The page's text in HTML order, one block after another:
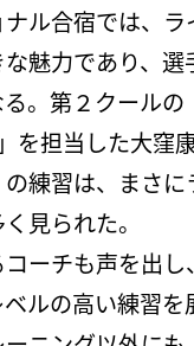
ル合宿では、
魅力であり、選
。第２クールの
を担当した大窪
練習は、まさ
見られた。
ーチも声を出し
ルの高い練習を